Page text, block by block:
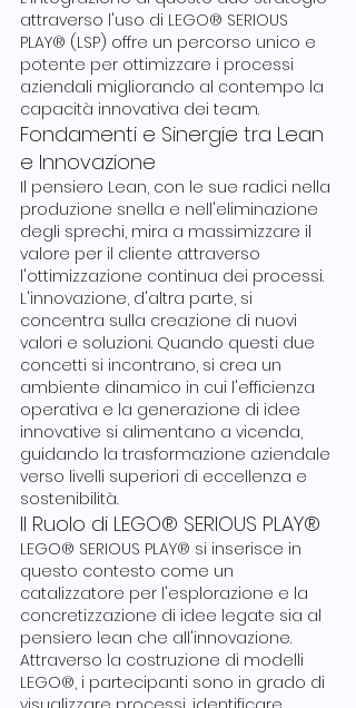
attraverso l'uso di LEGO® SERIOUS
PLAY® (LSP) offre un percorso unico e
potente per ottimizzare i processi
aziendali migliorando al contempo la
capacità innovativa dei team.
Fondamenti e Sinergie tra Lean
e Innovazione
Il pensiero Lean, con le sue radici nella
produzione snella e nell'eliminazione
degli sprechi, mira a massimizzare il
valore per il cliente attraverso
l'ottimizzazione continua dei processi.
L'innovazione, d'altra parte, si
concentra sulla creazione di nuovi
valori e soluzioni. Quando questi due
concetti si incontrano, si crea un
ambiente dinamico in cui l'efficienza
operativa e la generazione di idee
innovative si alimentano a vicenda,
guidando la trasformazione aziendale
verso livelli superiori di eccellenza e
sostenibilità.
Il Ruolo di LEGO® SERIOUS PLAY®
LEGO® SERIOUS PLAY® si inserisce in
questo contesto come un
catalizzatore per l'esplorazione e la
concretizzazione di idee legate sia al
pensiero lean che all'innovazione.
Attraverso la costruzione di modelli
LEGO®, i partecipanti sono in grado di